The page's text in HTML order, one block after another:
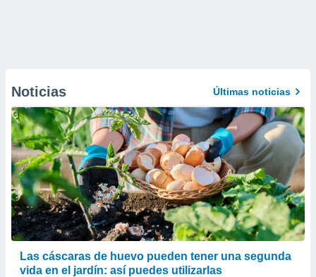
Noticias Últimas noticias
Las cáscaras de huevo pueden tener una segunda
vida en el jardín: así puedes utilizarlas